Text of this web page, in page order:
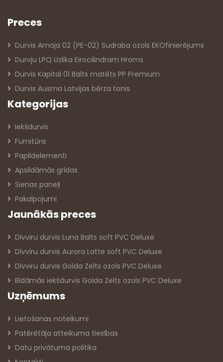
Preces
Durvis Amaja 02 (PE-02) Sudraba ozols EKOfinierējums
Durvju LPQ Uzlika Eirocilindram Hroms
Durvis Kapital 01 Balts matēts PP Premium
Durvis Ausma Latvijas bērza tonis
Kategorijas
Iekšdurvis
Furnitūra
Papildelementi
Apsildāmās grīdas
Sienas paneļi
Pakalpojumi
Jaunākās preces
Divviru durvis Luna Balts soft PVC Deluxe
Divviru durvis Aurora Latte soft PVC Deluxe
Divviru durvis Golda Zelts ozols PVC Deluxe
Bīdāmās iekšdurvis Golda Zelts ozols PVC Deluxe
Uzņēmums
Lietošanas noteikumi
Patērētāja atteikuma tiesības
Datu privātuma politika